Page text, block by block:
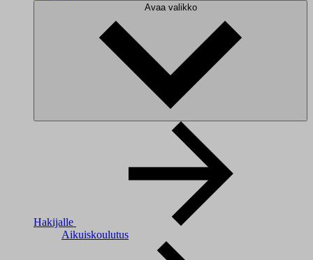
Avaa valikko
Hakijalle
Aikuiskoulutus